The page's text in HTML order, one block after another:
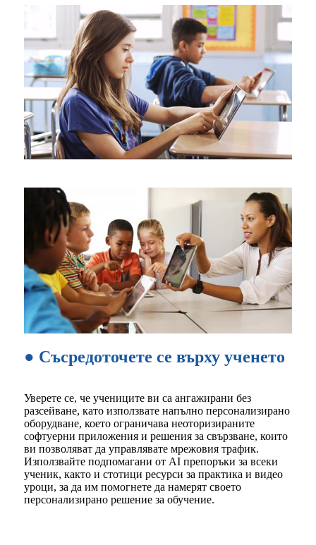
● Съсредоточете се върху ученето
Уверете се, че учениците ви са ангажирани без
разсейване, като използвате напълно персонализирано
оборудване, което ограничава неоторизираните
софтуерни приложения и решения за свързване, които
ви позволяват да управлявате мрежовия трафик.
Използвайте подпомагани от AI препоръки за всеки
ученик, както и стотици ресурси за практика и видео
уроци, за да им помогнете да намерят своето
персонализирано решение за обучение.